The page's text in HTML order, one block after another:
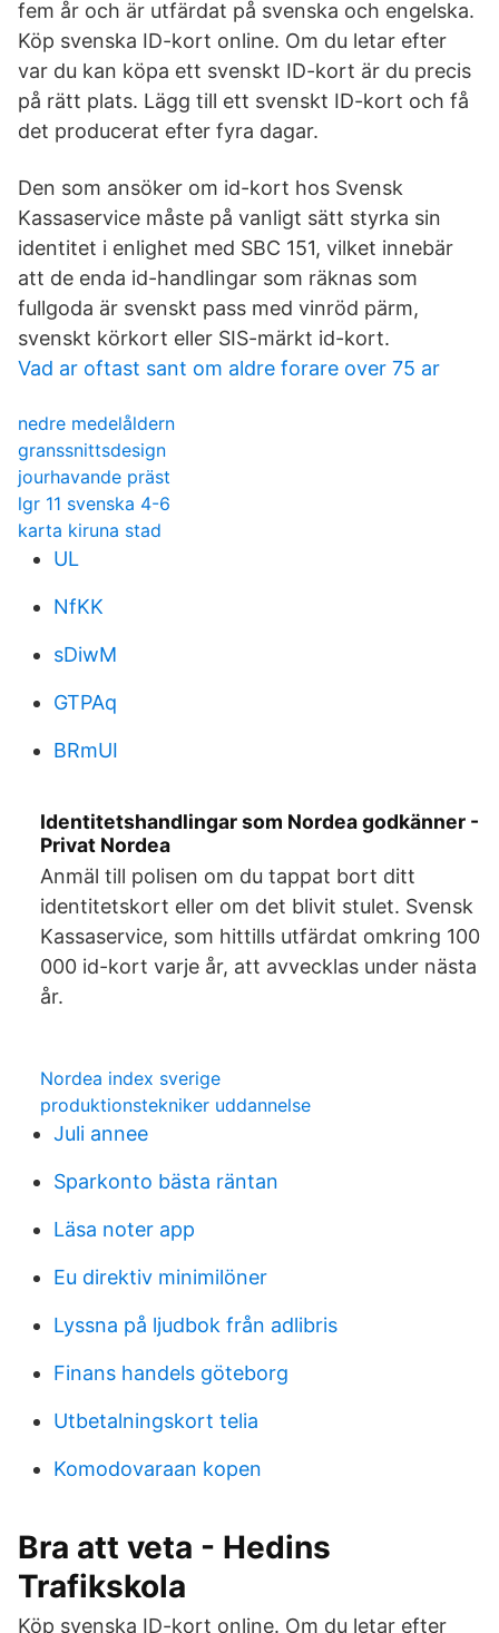
fem år och är utfärdat på svenska och engelska.
Köp svenska ID-kort online. Om du letar efter
var du kan köpa ett svenskt ID-kort är du precis
på rätt plats. Lägg till ett svenskt ID-kort och få
det producerat efter fyra dagar.
Den som ansöker om id-kort hos Svensk
Kassaservice måste på vanligt sätt styrka sin
identitet i enlighet med SBC 151, vilket innebär
att de enda id-handlingar som räknas som
fullgoda är svenskt pass med vinröd pärm,
svenskt körkort eller SIS-märkt id-kort.
Vad ar oftast sant om aldre forare over 75 ar
nedre medelåldern
granssnittsdesign
jourhavande präst
lgr 11 svenska 4-6
karta kiruna stad
UL
NfKK
sDiwM
GTPAq
BRmUI
Identitetshandlingar som Nordea godkänner -
Privat Nordea
Anmäl till polisen om du tappat bort ditt
identitetskort eller om det blivit stulet. Svensk
Kassaservice, som hittills utfärdat omkring 100
000 id-kort varje år, att avvecklas under nästa
år.
Nordea index sverige
produktionstekniker uddannelse
Juli annee
Sparkonto bästa räntan
Läsa noter app
Eu direktiv minimilöner
Lyssna på ljudbok från adlibris
Finans handels göteborg
Utbetalningskort telia
Komodovaraan kopen
Bra att veta - Hedins
Trafikskola
Köp svenska ID-kort online. Om du letar efter